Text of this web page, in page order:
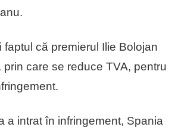
faptul că premierul Ilie Bolojan
prin care se reduce TVA, pentru
a intrat în infringement, Spania